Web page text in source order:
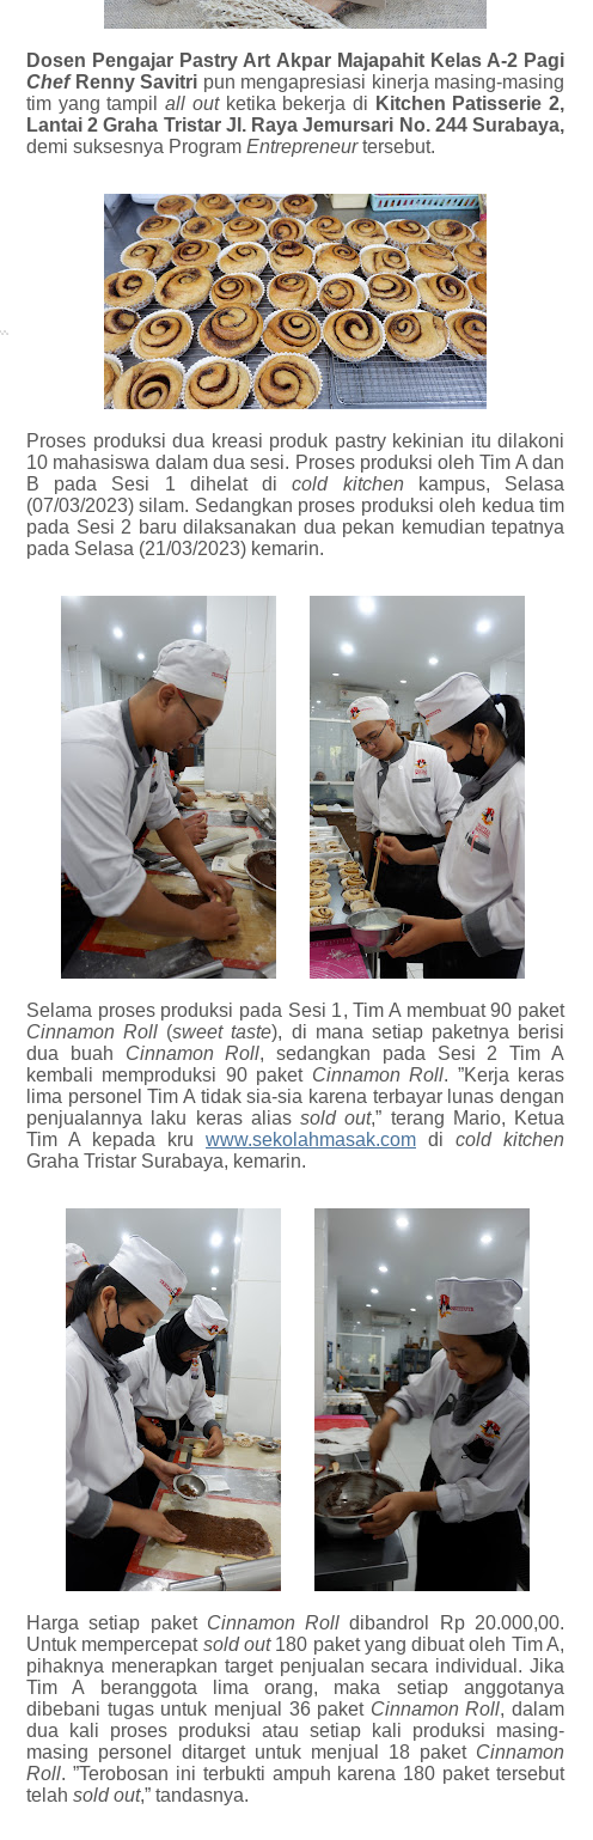
Dosen Pengajar Pastry Art Akpar Majapahit Kelas A-2 Pagi
ChefRenny Savitri pun mengapresiasi kinerja masing-masing
tim yang tampilall outketika bekerja di Kitchen Patisserie 2,
Lantai 2 Graha Tristar Jl. Raya Jemursari No. 244 Surabaya,
demi suksesnya Program Entrepreneurtersebut.
Proses produksi dua kreasi produk pastry kekinian itu dilakoni
10 mahasiswa dalam dua sesi. Proses produksi oleh Tim A dan
B pada Sesi 1 dihelat dicold kitchenkampus, Selasa
(07/03/2023) silam. Sedangkan proses produksi oleh kedua tim
pada Sesi 2 baru dilaksanakan dua pekan kemudian tepatnya
pada Selasa (21/03/2023) kemarin.
Selama proses produksi pada Sesi 1, Tim A membuat 90 paket
Cinnamon Roll (sweet taste), di mana setiap paketnya berisi
dua buah Cinnamon Roll, sedangkan pada Sesi 2 Tim A
kembali memproduksi 90 paket Cinnamon Roll. ”Kerja keras
lima personel Tim A tidak sia-sia karena terbayar lunas dengan
penjualannya laku keras alias sold out,” terang Mario, Ketua
Tim A kepada kru www.sekolahmasak.com di cold kitchen
Graha Tristar Surabaya, kemarin.
Harga setiap paket Cinnamon Roll dibandrol Rp 20.000,00.
Untuk mempercepat sold out180 paket yang dibuat oleh Tim A,
pihaknya menerapkan target penjualan secara individual. Jika
Tim A beranggota lima orang, maka setiap anggotanya
dibebani tugas untuk menjual 36 paket Cinnamon Roll, dalam
dua kali proses produksi atau setiap kali produksi masing-
masing personel ditarget untuk menjual 18 paket Cinnamon
Roll. ”Terobosan ini terbukti ampuh karena 180 paket tersebut
telah sold out,” tandasnya.